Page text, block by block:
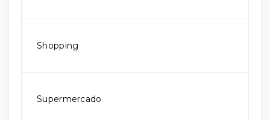
Shopping
Supermercado